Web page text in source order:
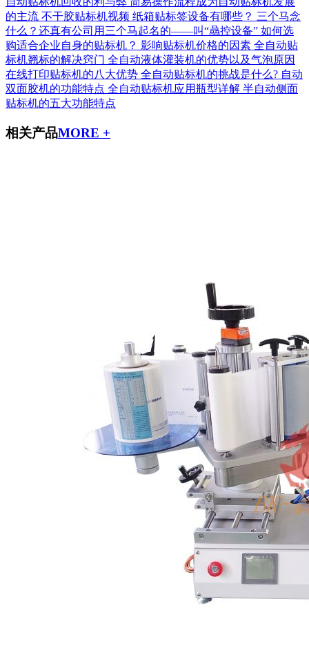
的主流 不干胶贴标机视频 纸箱贴标签设备有哪些？ 三个马念
什么？还真有公司用三个马起名的——叫“骉控设备” 如何选
购适合企业自身的贴标机？ 影响贴标机价格的因素 全自动贴
标机翘标的解决窍门 全自动液体灌装机的优势以及气泡原因
在线打印贴标机的八大优势 全自动贴标机的挑战是什么? 自动
双面胶机的功能特点 全自动贴标机应用瓶型详解 半自动侧面
贴标机的五大功能特点
相关产品MORE +